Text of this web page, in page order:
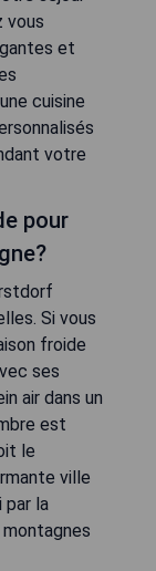
vous
et
cuisine
votre
pour
Si vous
froide
ses
air dans un
est
le
ville
par la